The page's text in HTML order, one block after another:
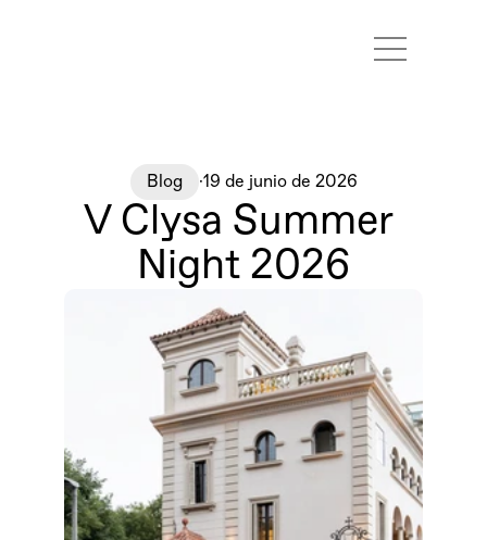
Blog ·19 de junio de 2026
V Clysa Summer
Night 2026